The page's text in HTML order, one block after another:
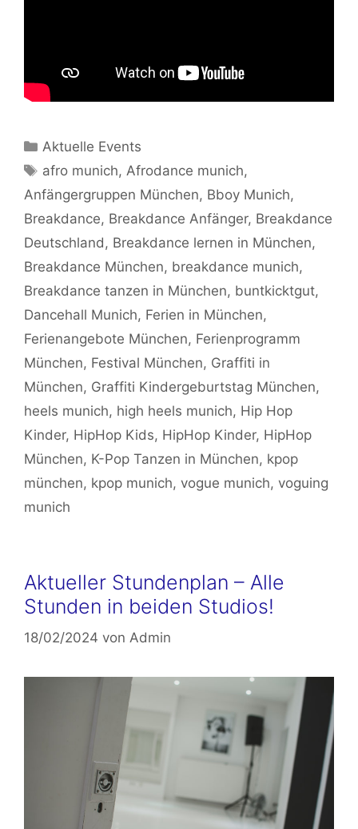
Kategorien
Aktuelle Events
Schlagwörter
afro munich,Afrodance munich,
Anfängergruppen München, Bboy Munich,
Breakdance, Breakdance Anfänger, Breakdance
Deutschland, Breakdance lernen in München,
Breakdance München, breakdance munich,
Breakdance tanzen in München, buntkicktgut,
Dancehall Munich, Ferien in München,
Ferienangebote München, Ferienprogramm
München, Festival München, Graffiti in
München, Graffiti Kindergeburtstag München,
heels munich, high heels munich, Hip Hop
Kinder, HipHop Kids, HipHop Kinder, HipHop
München, K-Pop Tanzen in München, kpop
münchen, kpop munich, vogue munich, voguing
munich
Aktueller Stundenplan – Alle
Stunden in beiden Studios!
18/02/2024 von Admin